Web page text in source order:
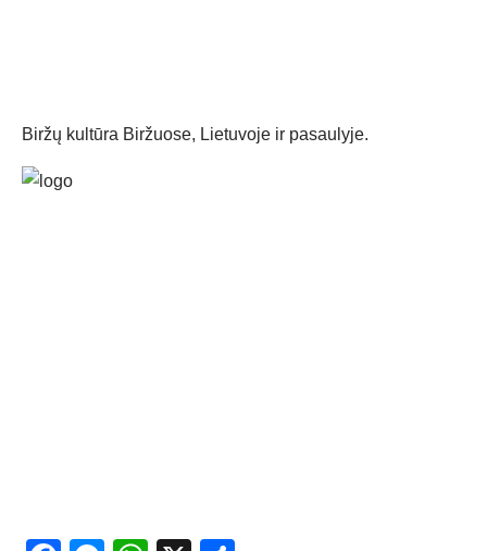
Biržų kultūra Biržuose, Lietuvoje ir pasaulyje.